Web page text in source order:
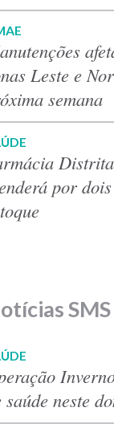
Leste e
semana
por
SMS
saúde neste